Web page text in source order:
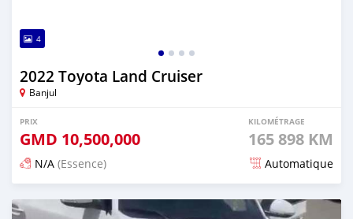
4
2022 Toyota Land Cruiser
Banjul
PRIX
GMD 10,500,000
KILOMÉTRAGE
165 898 KM
N/A (Essence) Automatique
Publié il y a 24 jours